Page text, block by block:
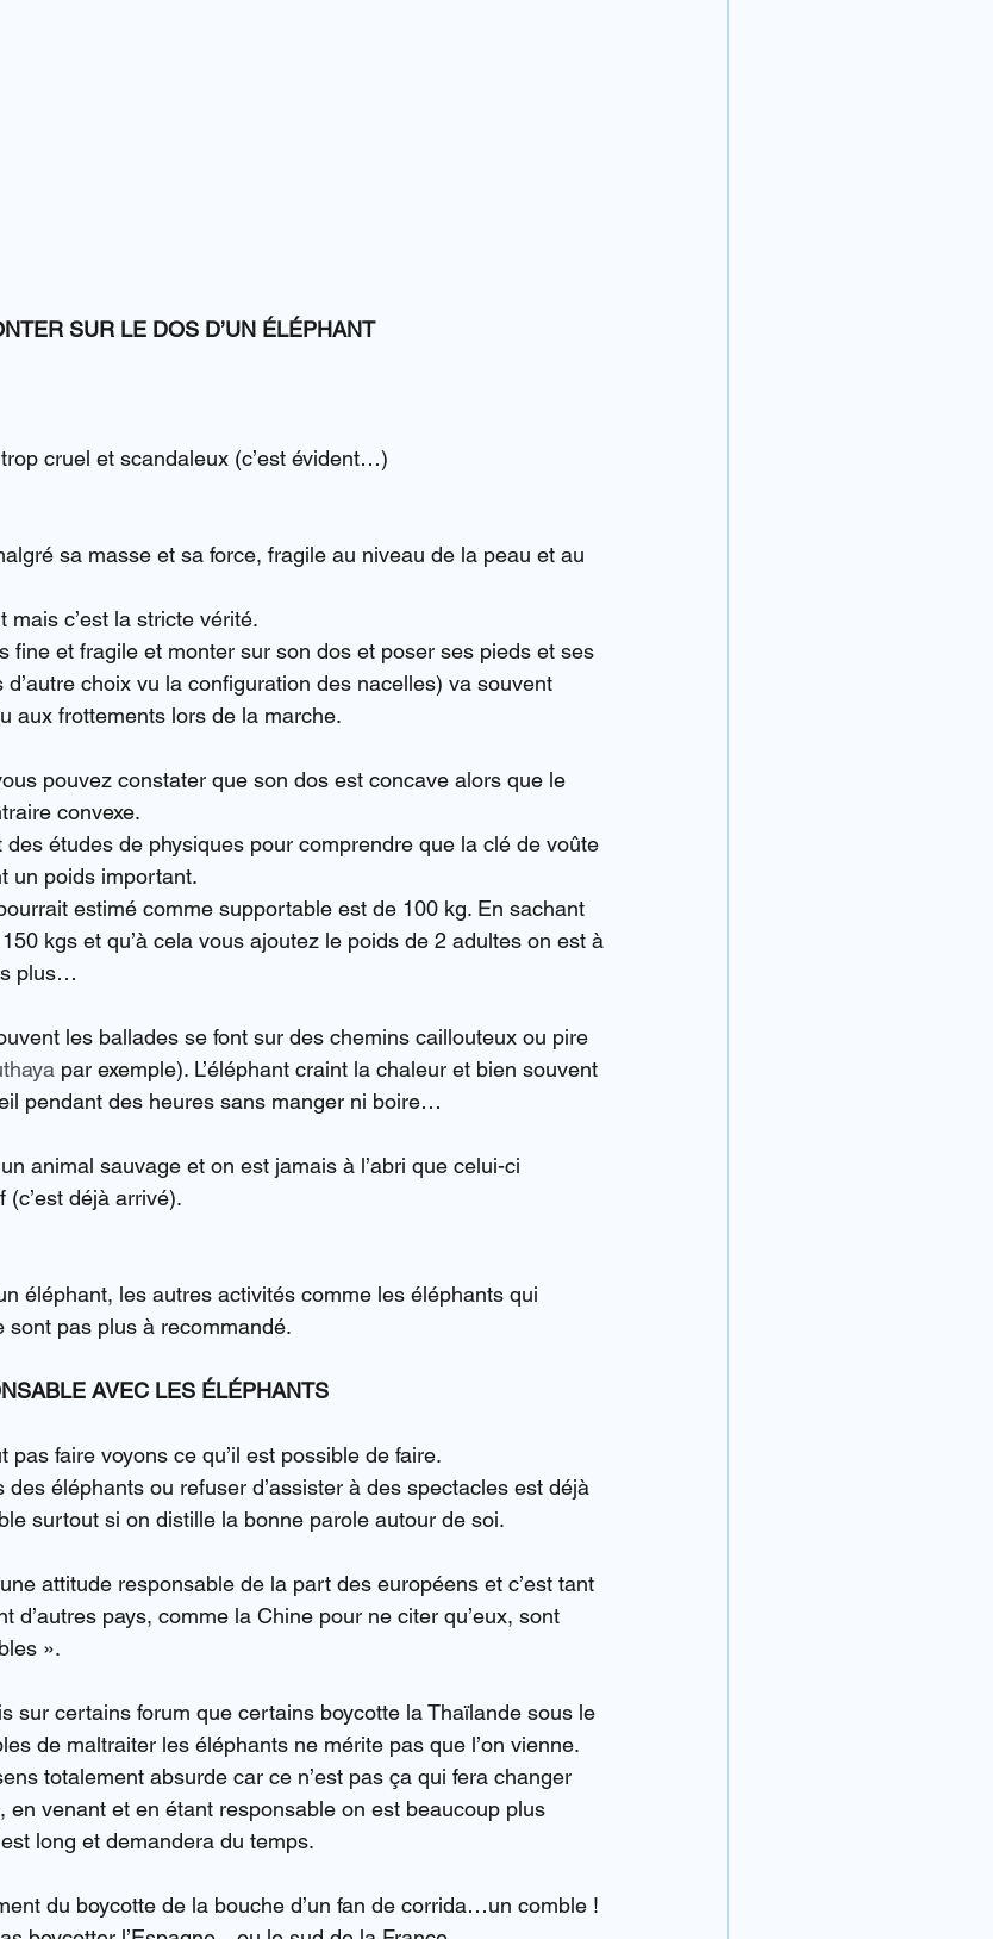
SUR LE DOS D’UN ÉLÉPHANT
cruel et scandaleux (c’est évident…)
sa masse et sa force, fragile au niveau de la peau et au
c’est la stricte vérité.
fine et fragile et monter sur son dos et poser ses pieds et ses
choix vu la configuration des nacelles) va souvent
aux frottements lors de la marche.
pouvez constater que son dos est concave alors que le
convexe.
des études de physiques pour comprendre que la clé de voûte
un poids important.
estimé comme supportable est de 100 kg. En sachant
kgs et qu’à cela vous ajoutez le poids de 2 adultes on est à
plus…
les ballades se font sur des chemins caillouteux ou pire
par exemple). L’éléphant craint la chaleur et bien souvent
pendant des heures sans manger ni boire…
animal sauvage et on est jamais à l’abri que celui-ci
déjà arrivé).
éléphant, les autres activités comme les éléphants qui
sont pas plus à recommandé.
AVEC LES ÉLÉPHANTS
pas faire voyons ce qu’il est possible de faire.
éléphants ou refuser d’assister à des spectacles est déjà
surtout si on distille la bonne parole autour de soi.
attitude responsable de la part des européens et c’est tant
d’autres pays, comme la Chine pour ne citer qu’eux, sont
».
sur certains forum que certains boycotte la Thaïlande sous le
de maltraiter les éléphants ne mérite pas que l’on vienne.
totalement absurde car ce n’est pas ça qui fera changer
en venant et en étant responsable on est beaucoup plus
long et demandera du temps.
du boycotte de la bouche d’un fan de corrida…un comble !